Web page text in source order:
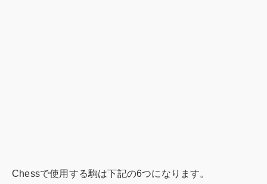
Chessで使用する駒は下記の6つになります。